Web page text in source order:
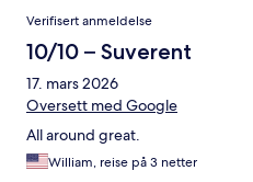
Verifisert anmeldelse
10/10 – Suverent
17. mars 2026
Oversett med Google
All around great.
William, reise på 3 netter